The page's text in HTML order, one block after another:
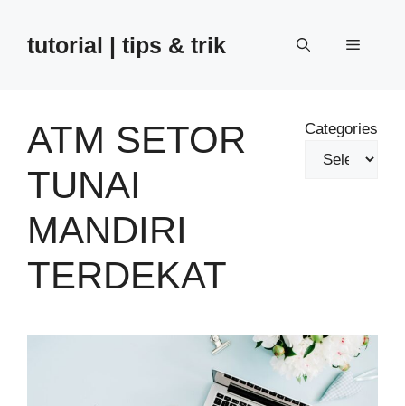
contenttutorial | tips & trik Menu
ATM SETOR
TUNAI
MANDIRI
TERDEKAT
Categories